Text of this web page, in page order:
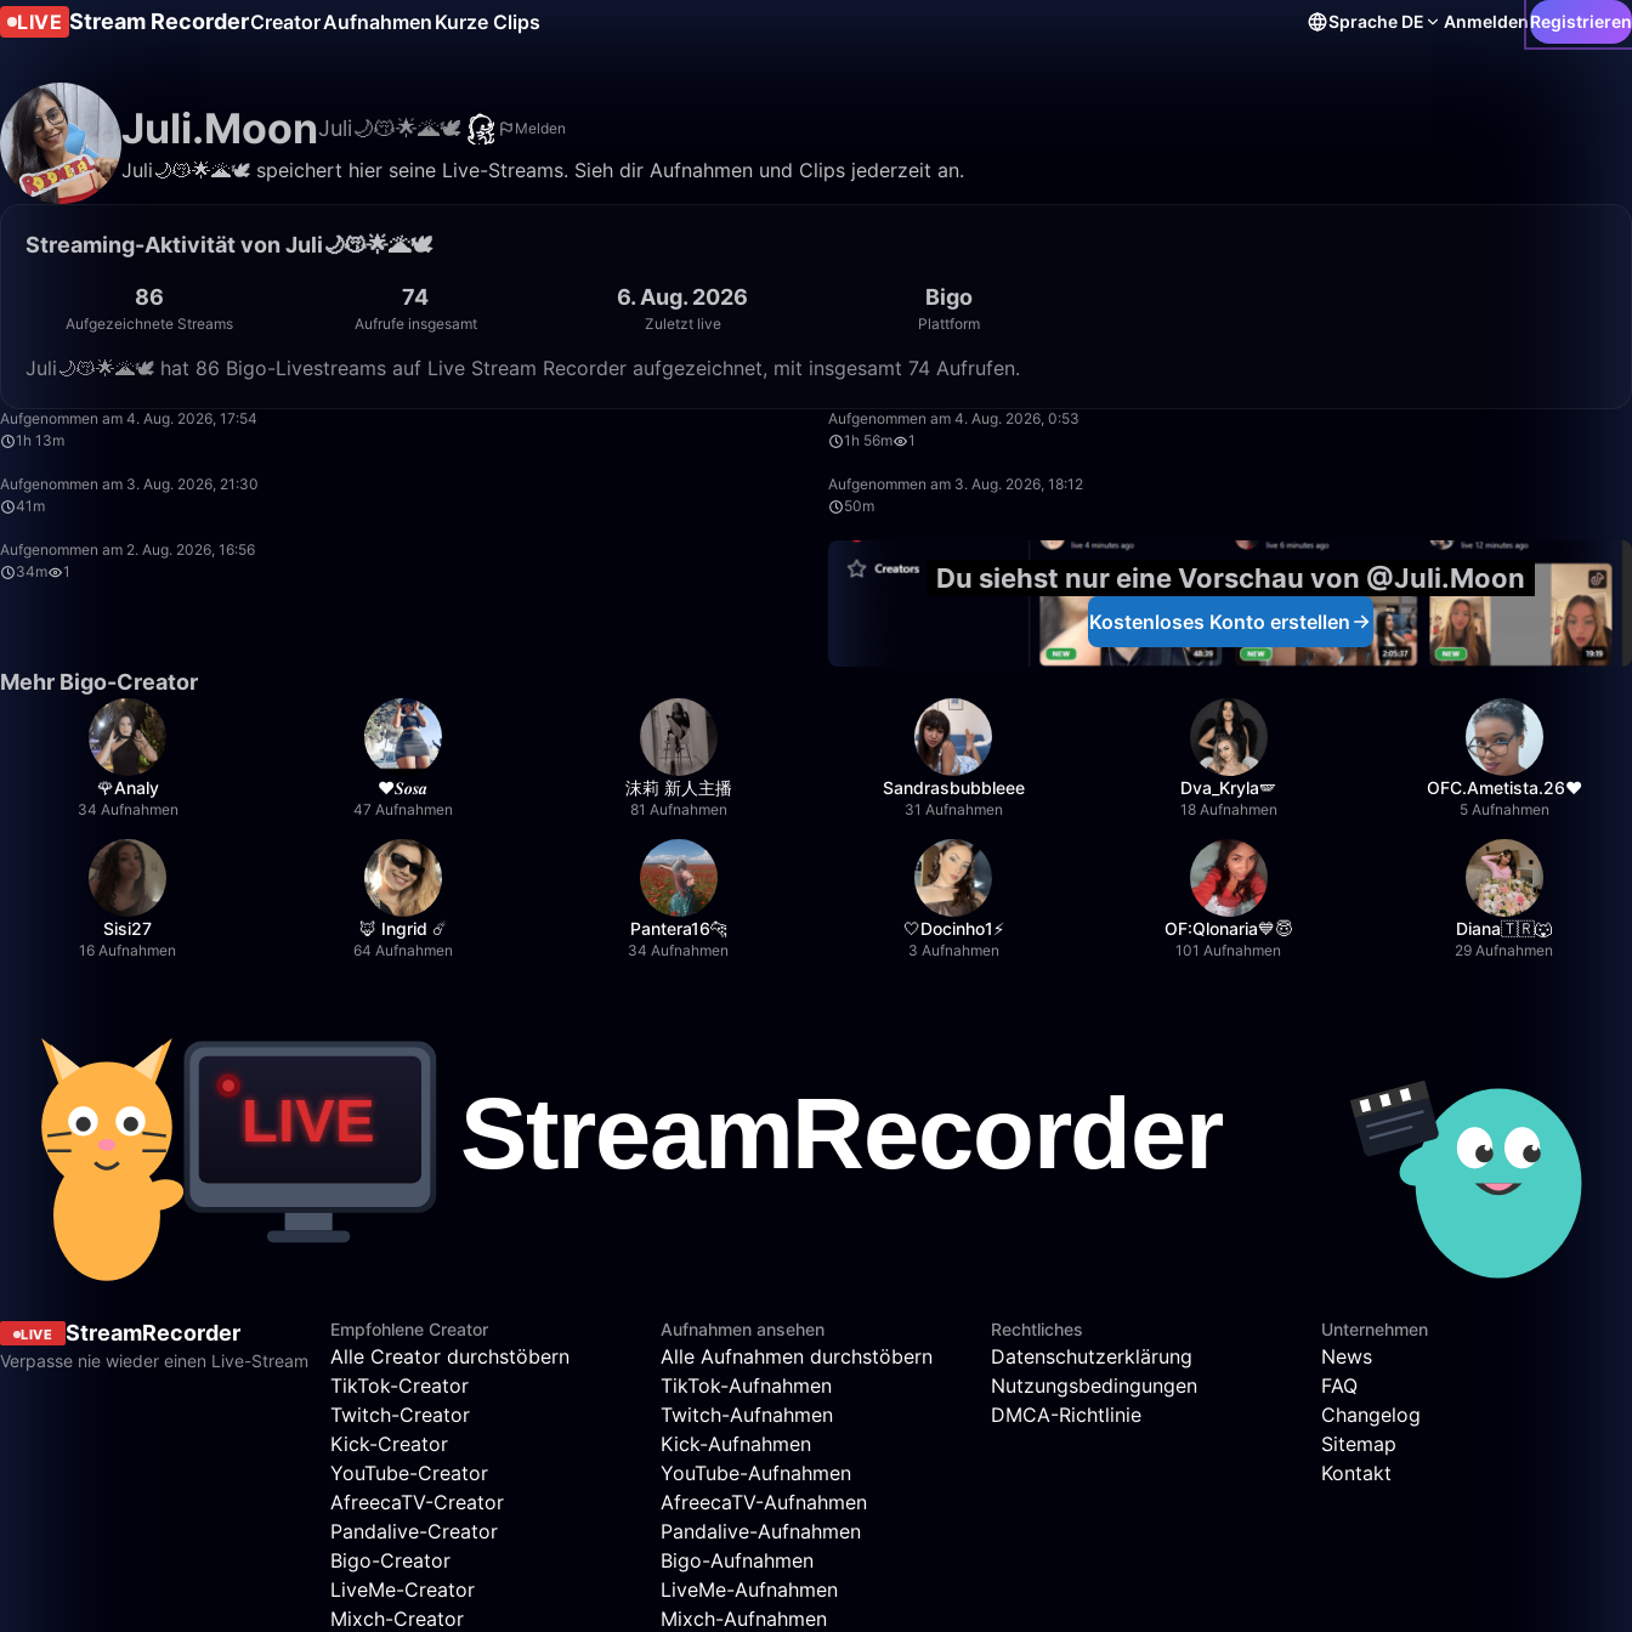
LIVE Stream RecorderCreatorAufnahmen Kurze Clips Sprache DE AnmeldenRegistrieren
Juli.MoonJuli🌙😽🌟🌋🕊 Melden
Juli🌙😽🌟🌋🕊 speichert hier seine Live-Streams. Sieh dir Aufnahmen und Clips jederzeit an.
Streaming-Aktivität von Juli🌙😽🌟🌋🕊
86
Aufgezeichnete Streams
74
Aufrufe insgesamt
6. Aug. 2026
Zuletzt live
Bigo
Plattform
Juli🌙😽🌟🌋🕊 hat 86 Bigo-Livestreams auf Live Stream Recorder aufgezeichnet, mit insgesamt 74 Aufrufen.
Aufgenommen am 4. Aug. 2026, 17:54
1h 13m
Aufgenommen am 4. Aug. 2026, 0:53
1h 56m
1
Aufgenommen am 3. Aug. 2026, 21:30
41m
Aufgenommen am 3. Aug. 2026, 18:12
50m
Aufgenommen am 2. Aug. 2026, 16:56
34m
1 Du siehst nur eine Vorschau von @Juli.Moon
Kostenloses Konto erstellen
Mehr Bigo-Creator
🌹Analy
34 Aufnahmen
❤︎⁠𝑺𝒐𝒔𝒂
47 Aufnahmen
沫莉 新人主播
81 Aufnahmen
Sandrasbubbleee
31 Aufnahmen
Dva_Kryla🪽
18 Aufnahmen
OFC.Ametista.26❤
5 Aufnahmen
Sisi27
16 Aufnahmen
🦊 Ingrid ☄️
64 Aufnahmen
Pantera16🐆
34 Aufnahmen
🤍Docinho1⚡️
3 Aufnahmen
OF:Qlonaria💙😇
101 Aufnahmen
Diana🇹🇷🐺
29 Aufnahmen
LIVE StreamRecorder
Verpasse nie wieder einen Live-Stream
Empfohlene Creator
Alle Creator durchstöbern
TikTok-Creator
Twitch-Creator
Kick-Creator
YouTube-Creator
AfreecaTV-Creator
Pandalive-Creator
Bigo-Creator
LiveMe-Creator
Mixch-Creator
Aufnahmen ansehen
Alle Aufnahmen durchstöbern
TikTok-Aufnahmen
Twitch-Aufnahmen
Kick-Aufnahmen
YouTube-Aufnahmen
AfreecaTV-Aufnahmen
Pandalive-Aufnahmen
Bigo-Aufnahmen
LiveMe-Aufnahmen
Mixch-Aufnahmen
Rechtliches
Datenschutzerklärung
Nutzungsbedingungen
DMCA-Richtlinie
Unternehmen
News
FAQ
Changelog
Sitemap
Kontakt